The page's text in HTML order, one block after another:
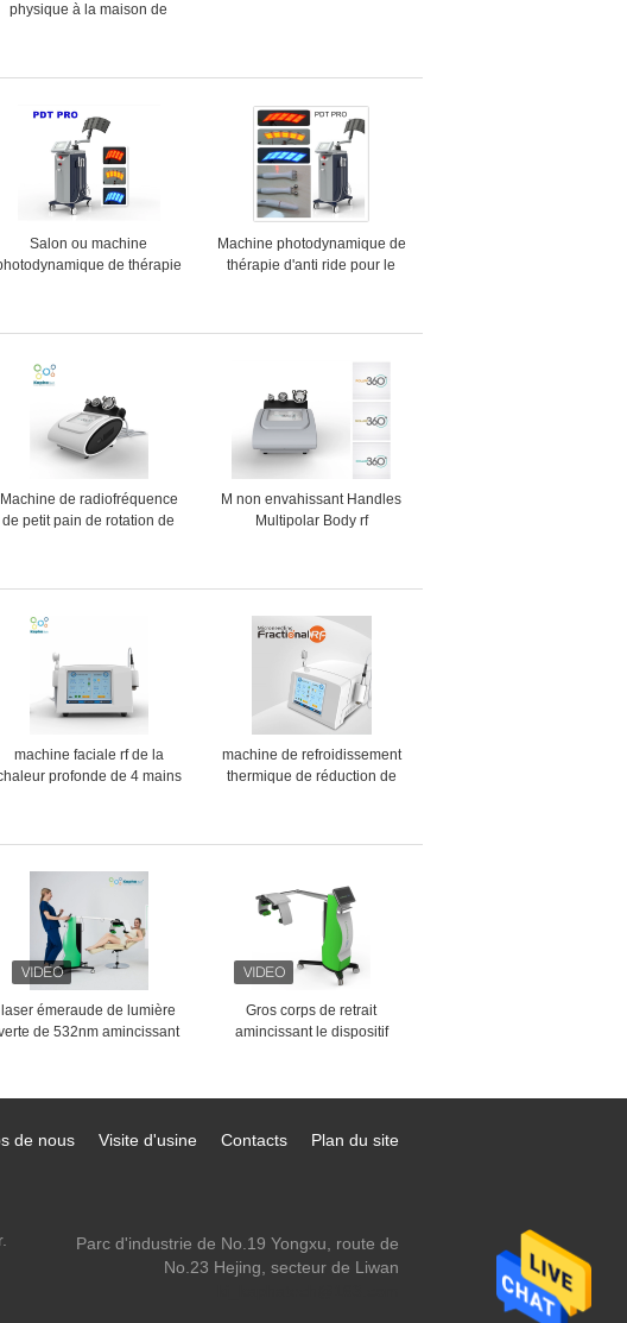
physique à la maison de
douleur de corps
Salon ou machine
de thérapie
indolore
Machine photodynamique de
thérapie d'anti ride pour le
Machine de radiofréquence
de petit pain de rotation de
M non envahissant Handles
Multipolar Body rf
machine faciale rf de la
profonde de 4 mains
machine de refroidissement
thermique de réduction de
de 10,4 pouces
laser émeraude de lumière
de 532nm amincissant
Gros corps de retrait
amincissant le dispositif
Plan du site
Contacts
Visite d'usine
de nous
Parc d'industrie de No.19 Yongxu, route de
No.23 Hejing, secteur de Liwan